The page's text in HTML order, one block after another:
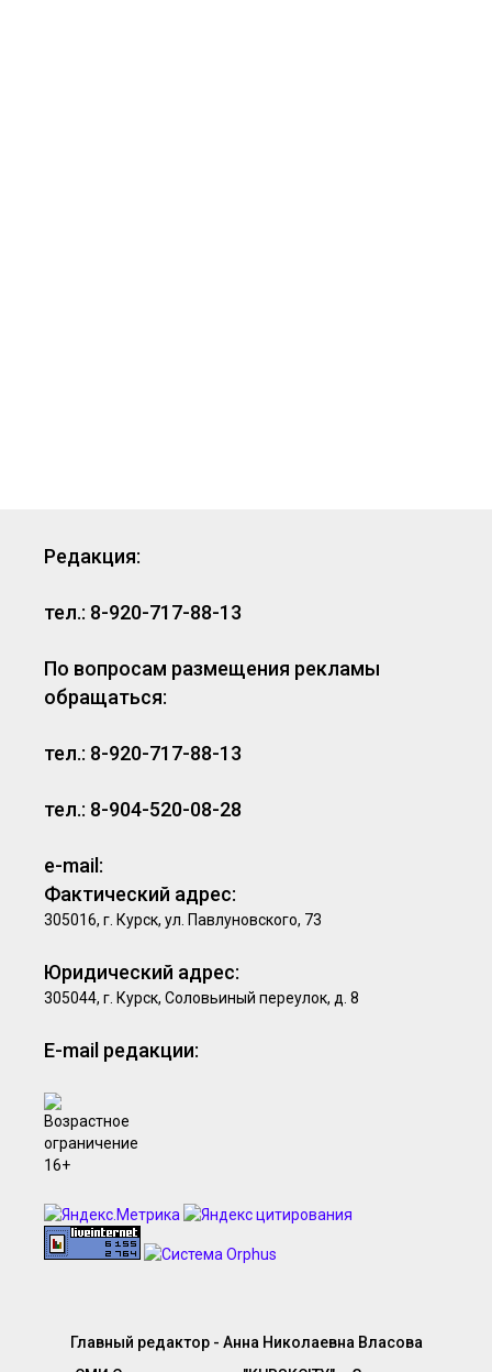
Редакция:
тел.: 8-920-717-88-13
По вопросам размещения рекламы
обращаться:
тел.: 8-920-717-88-13
тел.: 8-904-520-08-28
e-mail:
Фактический адрес:
305016, г. Курск, ул. Павлуновского, 73
Юридический адрес:
305044, г. Курск, Соловьиный переулок, д. 8
E-mail редакции:
Главный редактор - Анна Николаевна Власова